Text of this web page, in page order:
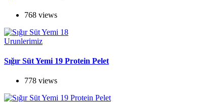
768 views
Urunlerimiz
Sığır Süt Yemi 19 Protein Pelet
778 views